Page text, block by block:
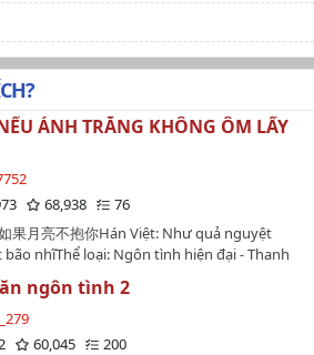
ÁNH TRĂNG KHÔNG ÔM LẤY
68,938
76
果月亮不抱你Hán Việt: Như quả nguyệt
nhĩThể loại: Ngôn tình hiện đại - Thanh
- Quân nhân - Sủng - Song xử - HE.Tác giả:
TinhSố chương: 74 chương (71 chương + 3
FULLEditor: Cao Quế Chi, Doãn Song
Song và Chloe YeNguồn convert:
ngôn tình 2
60,045
200